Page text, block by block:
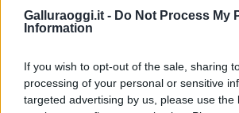
Galluraoggi.it - Do Not Process My
Information
If you wish to opt-out of the sale, sharing
processing of your personal or sensitive
targeted advertising by us, please use the
Sei già abbonato?
Puoi effettuare l'accesso
sezioneLogindal menù del